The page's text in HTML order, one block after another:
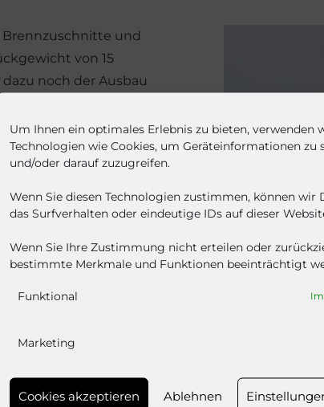
Um Ihnen ein optimales Erlebnis zu bieten, verwenden
Technologien wie Cookies, um Geräteinformationen zu
und/oder darauf zuzugreifen.
Wenn Sie diesen Technologien zustimmen, können wir
das Surfverhalten oder eindeutige IDs auf dieser
Wenn Sie Ihre Zustimmung nicht erteilen oder
bestimmte Merkmale und Funktionen beeinträchtigt
Funktional
Marketing
Cookies akzeptieren Ablehnen
und
von 15
noch der Ausbau
x 50 m für Durchlauf-